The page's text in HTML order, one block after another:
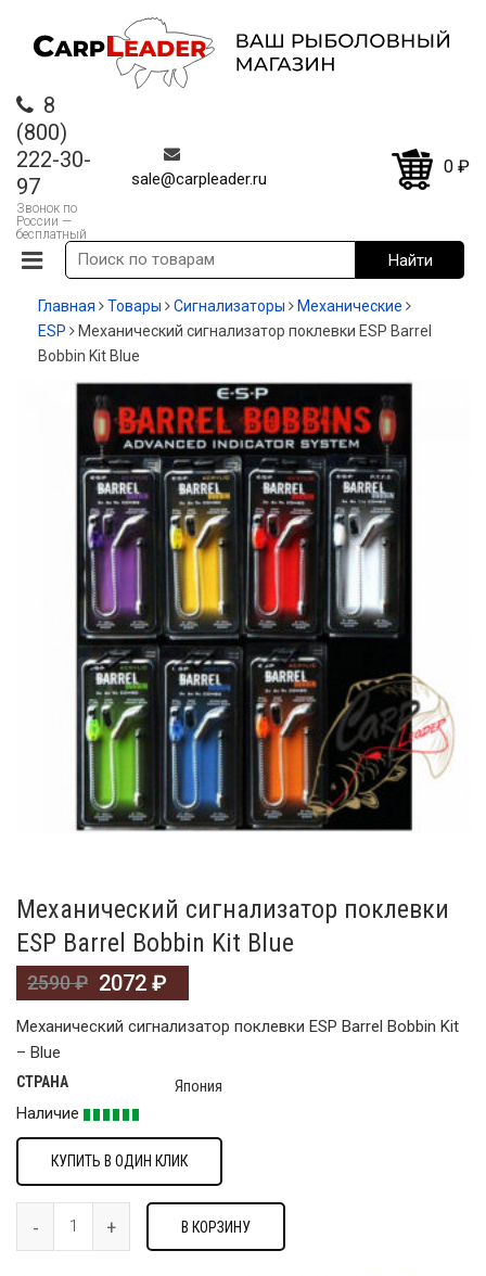
8
(800)
222-30-
97
Звонок по
России —
бесплатный
sale@carpleader.ru
0 ₽
Главная Товары Сигнализаторы
Механические
ESP
Механический сигнализатор поклевки ESP Barrel
Bobbin Kit Blue
Механический сигнализатор поклевки
ESP Barrel Bobbin Kit Blue
2590₽ 2072 ₽
Механический сигнализатор поклевки ESP Barrel Bobbin Kit
– Blue
СТРАНА
Япония
Наличие
КУПИТЬ В ОДИН КЛИК
В КОРЗИНУ